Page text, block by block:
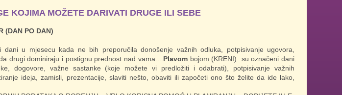
KOJIMA MOŽETE DARIVATI DRUGE ILI SEBE
(DAN PO DAN)
u mjesecu kada ne bih preporučila donošenje važnih odluka, potpisivanje ugovora,
drugi dominiraju i postignu prednost nad vama.... Plavombojom (KRENI) su označeni dani
dogovore, važne sastanke (koje možete vi predložiti i odabrati), potpisivanje važnih
ideja, zamisli, prezentacije, slaviti nešto, obaviti ili započeti ono što želite da ide lako,